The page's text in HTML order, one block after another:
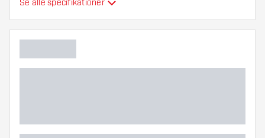
Yderligere farver
Se alle specifikationer